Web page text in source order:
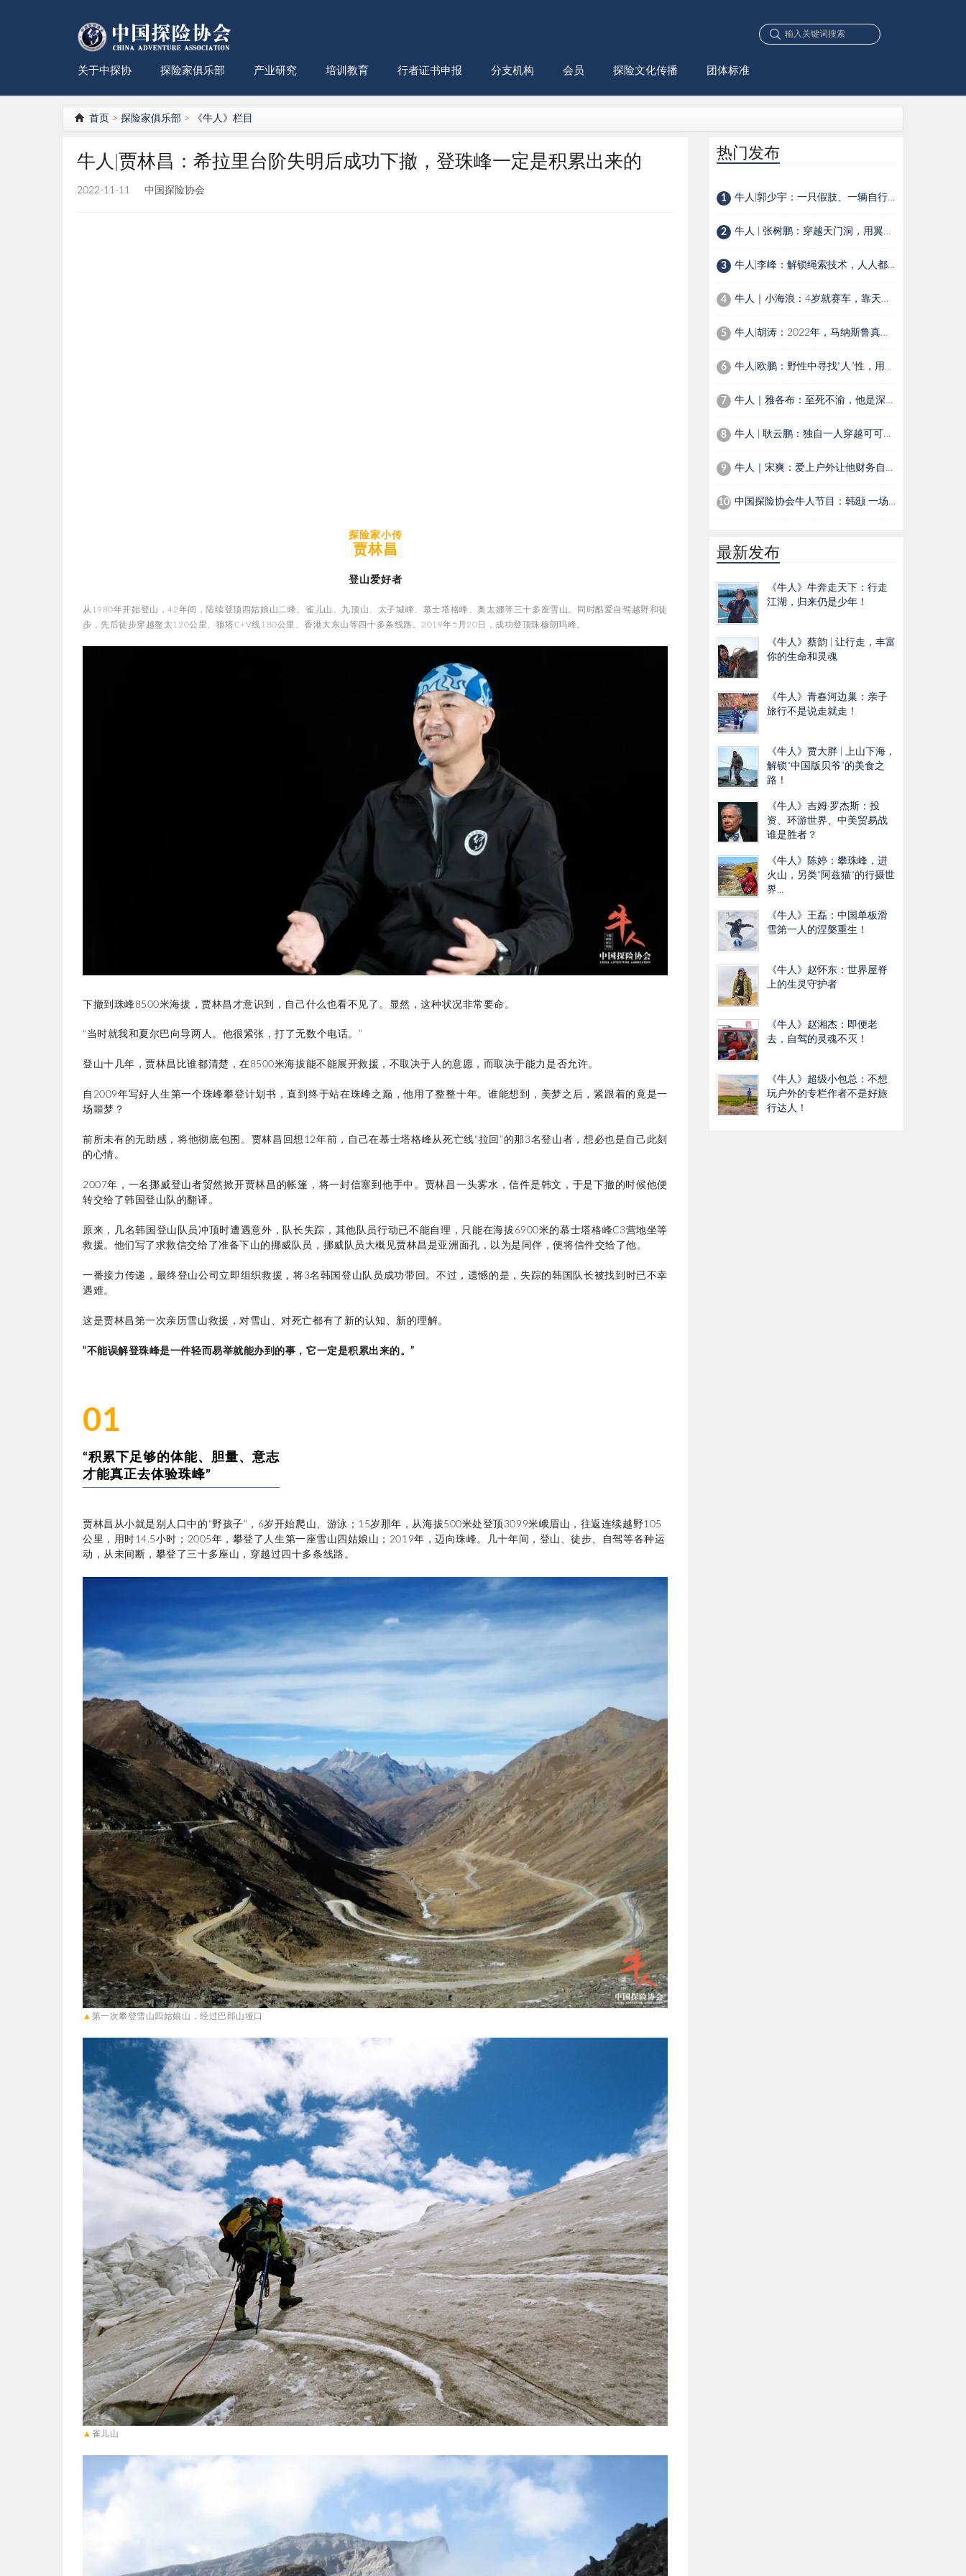
关于中探协 探险家俱乐部 产业研究 培训教育 行者证书申报 分支机构 会员 探险文化传播 团体标准
首页 > 探险家俱乐部 > 《牛人》栏目
牛人|贾林昌：希拉里台阶失明后成功下撤，登珠峰一定是积累出来的
2022-11-11 中国探险协会
探险家小传
贾林昌
登山爱好者
从1980年开始登山，42年间，陆续登顶四姑娘山二峰、雀儿山、九顶山、太子城峰、慕士塔格峰、奥太娜等三十多座雪山。同时酷爱自驾越野和徒
步，先后徒步穿越鳌太120公里、狼塔C+V线180公里、香港大东山等四十多条线路。2019年5月20日，成功登顶珠穆朗玛峰。
下撤到珠峰8500米海拔，贾林昌才意识到，自己什么也看不见了。显然，这种状况非常要命。
“当时就我和夏尔巴向导两人。 他很紧张，打了无数个电话。”
登山十几年，贾林昌比谁都清楚，在8500米海拔能不能展开救援，不取决于人的意愿，而取决于能力是否允许。
自2009年写好人生第一个珠峰攀登计划书，直到终于站在珠峰之巅，他用了整整十年。谁能想到，美梦之后，紧跟着的竟是一
场噩梦？
前所未有的无助感，将他彻底包围。贾林昌回想12年前，自己在慕士塔格峰从死亡线“拉回”的那3名登山者，想必也是自己此刻
的心情。
2007年，一名挪威登山者贸然掀开贾林昌的帐篷，将一封信塞到他手中。贾林昌一头雾水，信件是韩文，于是下撤的时候他便
转交给了韩国登山队的翻译。
原来，几名韩国登山队员冲顶时遭遇意外，队长失踪，其他队员行动已不能自理，只能在海拔6900米的慕士塔格峰C3营地坐等
救援。他们写了求救信交给了准备下山的挪威队员，挪威队员大概见贾林昌是亚洲面孔，以为是同伴，便将信件交给了他。
一番接力传递，最终登山公司立即组织救援，将3名韩国登山队员成功带回。不过，遗憾的是，失踪的韩国队长被找到时已不幸
遇难。
这是贾林昌第一次亲历雪山救援，对雪山、对死亡都有了新的认知、新的理解。
“不能误解登珠峰是一件轻而易举就能办到的事，它一定是积累出来的。”
01
“积累下足够的体能、胆量、意志
才能真正去体验珠峰”
贾林昌从小就是别人口中的“野孩子”，6岁开始爬山、游泳；15岁那年，从海拔500米处登顶3099米峨眉山，往返连续越野105
公里，用时14.5小时；2005年，攀登了人生第一座雪山四姑娘山；2019年，迈向珠峰。几十年间， 登山、徒步、自驾等各种运
动，从未间断， 攀登了三十多座山，穿越过四十多条线路。
▲ 第一次攀登雪山 四姑娘山，经过 巴郎山垭口
▲ 雀儿山
热门发布
1 牛人|郭少宇：一只假肢、一辆自行车，一位90后少年的生存选择
2 牛人 | 张树鹏：穿越天门洞，用翼装飞行在空中穿针引线
3 牛人|李峰：解锁绳索技术，人人都是探险家
4 牛人｜小海浪：4岁就赛车，靠天赋还是家里有矿？
5 牛人|胡涛：2022年，马纳斯鲁真假顶之间的进退
6 牛人|欧鹏：野性中寻找“人”性，用镜头讲述自然界生灵温情故事
7 牛人｜雅各布：至死不渝，他是深海下的夏尔巴人
8 牛人 | 耿云鹏：独自一人穿越可可西里，为活命与狼群对峙，生吃鼠肉，以尿续命
9 牛人｜宋爽：爱上户外让他财务自由，花20多万拯救被狼咬伤的爱犬
10 中国探险协会牛人节目：韩颋 一场在刀尖上跳舞的“死亡游戏”
最新发布
《牛人》牛奔走天下：行走
江湖，归来仍是少年！
《牛人》蔡韵 | 让行走，丰富
你的生命和灵魂
《牛人》青春河边巢：亲子
旅行不是说走就走！
《牛人》贾大胖 | 上山下海，
解锁“中国版贝爷”的美食之
路！
《牛人》吉姆·罗杰斯：投
资、环游世界、中美贸易战
谁是胜者？
《牛人》陈婷：攀珠峰，进
火山，另类“阿兹猫"的行摄世
界...
《牛人》王磊：中国单板滑
雪第一人的涅槃重生！
《牛人》赵怀东：世界屋脊
上的生灵守护者
《牛人》赵湘杰：即便老
去，自驾的灵魂不灭！
《牛人》超级小包总：不想
玩户外的专栏作者不是好旅
行达人！